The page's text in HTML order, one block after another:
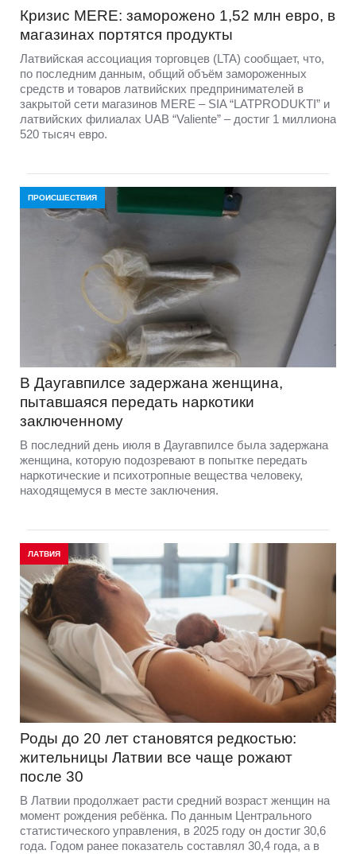
Кризис MERE: заморожено 1,52 млн евро, в
магазинах портятся продукты
Латвийская ассоциация торговцев (LTA) сообщает, что,
по последним данным, общий объём замороженных
средств и товаров латвийских предпринимателей в
закрытой сети магазинов MERE – SIA “LATPRODUKTI” и
латвийских филиалах UAB “Valiente” – достиг 1 миллиона
520 тысяч евро.
ПРОИСШЕСТВИЯ
В Даугавпилсе задержана женщина,
пытавшаяся передать наркотики
заключенному
В последний день июля в Даугавпилсе была задержана
женщина, которую подозревают в попытке передать
наркотические и психотропные вещества человеку,
находящемуся в месте заключения.
ЛАТВИЯ
Роды до 20 лет становятся редкостью:
жительницы Латвии все чаще рожают
после 30
В Латвии продолжает расти средний возраст женщин на
момент рождения ребёнка. По данным Центрального
статистического управления, в 2025 году он достиг 30,6
года. Годом ранее показатель составлял 30,4 года, а в